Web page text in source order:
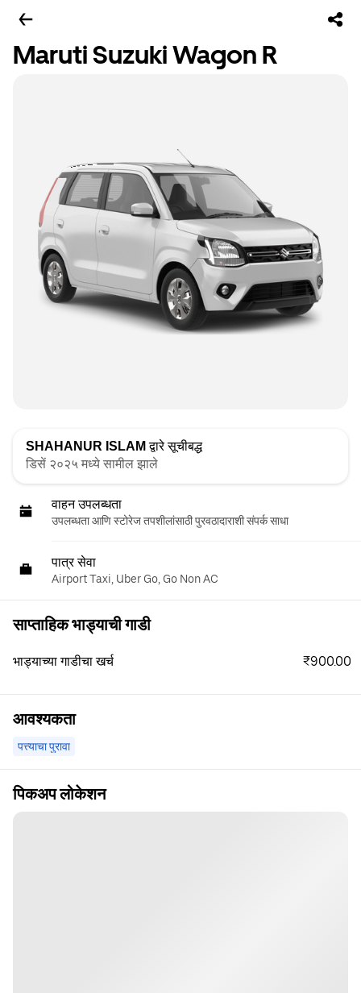
Maruti Suzuki Wagon R
SHAHANUR ISLAM द्वारे सूचीबद्ध
डिसें २०२५ मध्ये सामील झाले
वाहन उपलब्धता
उपलब्धता आणि स्टोरेज तपशीलांसाठी पुरवठादाराशी संपर्क साधा
पात्र सेवा
Airport Taxi, Uber Go, Go Non AC
साप्ताहिक भाड्याची गाडी
भाड्याच्या गाडीचा खर्च ₹900.00
आवश्यकता
पत्त्याचा पुरावा
पिकअप लोकेशन